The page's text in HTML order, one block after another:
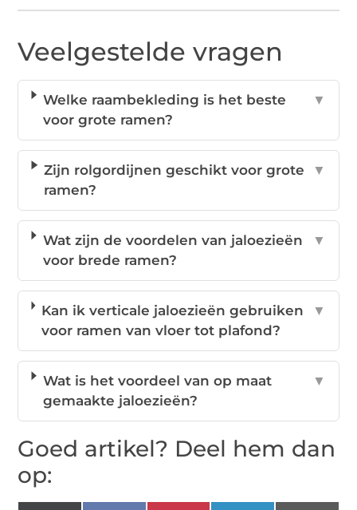
Veelgestelde vragen
Welke raambekleding is het beste
voor grote ramen?
▼
Zijn rolgordijnen geschikt voor grote
ramen?
▼
Wat zijn de voordelen van jaloezieën
voor brede ramen?
▼
Kan ik verticale jaloezieën gebruiken
voor ramen van vloer tot plafond?
▼
Wat is het voordeel van op maat
gemaakte jaloezieën?
▼
Goed artikel? Deel hem dan
op: